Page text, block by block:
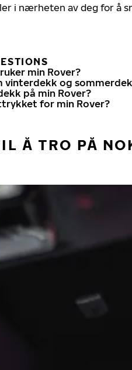
i nærheten av deg for å
min Rover?
vinterdekk og
på min Rover?
for min Rover?
Å TRO PÅ